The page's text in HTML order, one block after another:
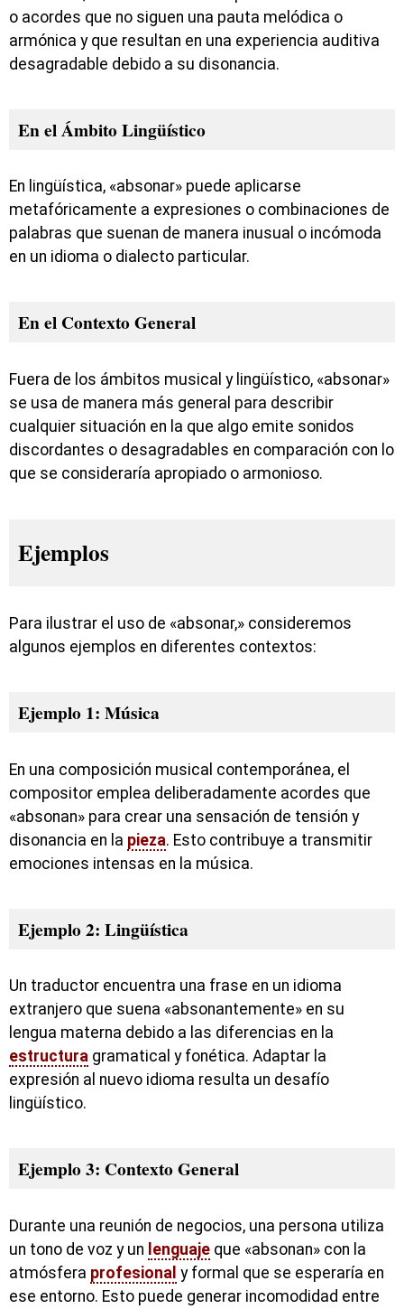
o acordes que no siguen una pauta melódica o
armónica y que resultan en una experiencia auditiva
desagradable debido a su disonancia.
En el Ámbito Lingüístico
En lingüística, «absonar» puede aplicarse
metafóricamente a expresiones o combinaciones de
palabras que suenan de manera inusual o incómoda
en un idioma o dialecto particular.
En el Contexto General
Fuera de los ámbitos musical y lingüístico, «absonar»
se usa de manera más general para describir
cualquier situación en la que algo emite sonidos
discordantes o desagradables en comparación con lo
que se consideraría apropiado o armonioso.
Ejemplos
Para ilustrar el uso de «absonar,» consideremos
algunos ejemplos en diferentes contextos:
Ejemplo 1: Música
En una composición musical contemporánea, el
compositor emplea deliberadamente acordes que
«absonan» para crear una sensación de tensión y
disonancia en la pieza. Esto contribuye a transmitir
emociones intensas en la música.
Ejemplo 2: Lingüística
Un traductor encuentra una frase en un idioma
extranjero que suena «absonantemente» en su
lengua materna debido a las diferencias en la
estructura gramatical y fonética. Adaptar la
expresión al nuevo idioma resulta un desafío
lingüístico.
Ejemplo 3: Contexto General
Durante una reunión de negocios, una persona utiliza
un tono de voz y un lenguaje que «absonan» con la
atmósfera profesional y formal que se esperaría en
ese entorno. Esto puede generar incomodidad entre